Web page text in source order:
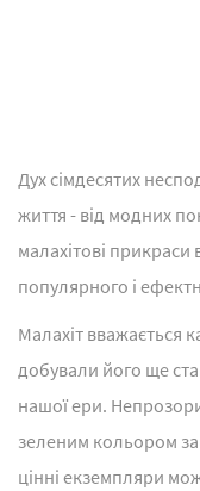
Дух сімдесятих
життя - від модних
малахітові прикраси
популярного і
Малахіт вважається
добували його ще
нашої ери.
зеленим кольором
цінні екземпляри